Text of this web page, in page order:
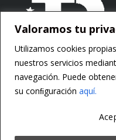
Valoramos tu
Utilizamos cookies
nuestros servicios
navegación. Puede
su conﬁguración aquí.